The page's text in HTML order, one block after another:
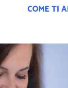
COME TI